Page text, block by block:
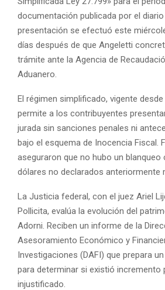
documentación publicada por el
presentación se efectuó este
días después de que Angeletti
trámite ante la Agencia de
Aduanero.
El régimen simplificado, vigente desde
permite a los contribuyentes
jurada sin sanciones penales ni
bajo el esquema de Inocencia Fiscal.
aseguraron que no hubo un blanqueo
dólares no declarados anteriormente
La Justicia federal, con el juez Ariel
Pollicita, evalúa la evolución del
Adorni. Reciben un informe de la
Asesoramiento Económico y
Investigaciones (DAFI) que prepara
para determinar si existió incremento
injustificado.